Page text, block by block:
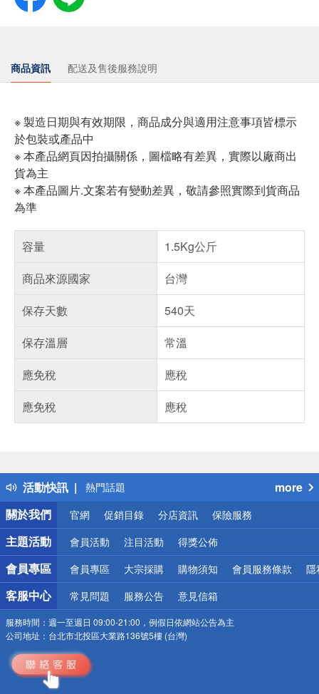
商品資訊 配送及售後服務說明
※ 製造日期與有效期限，商品成分與適用注意事項皆標示
於包裝或產品中
※ 本產品網頁因拍攝關係，圖檔略有差異，實際以廠商出
貨為主
※ 本產品圖片.文案若有變動差異，敬請參照實際到貨商品
為準
容量
1.5Kg公斤
商品來源國家
台灣
保存天數
540天
保存溫層
常溫
應免稅
應稅
應免稅
應稅
活動快訊
得獎公告
熱門話題
銀行優惠
偏遠地區配送
詐騙網頁！請小心！
more
關於我們
官網 促銷目錄 分店資訊 保險服務
主題活動 會員活動 注目活動 得獎公佈
會員專區 會員專區 大宗採購 購物須知 會員服務條款 隱
客服中心 常見問題 服務公告 意見信箱
服務時間： 週一至週日 09:00-21:00，例假日依網站公告為主
公司地址： 台北市北投區大業路136號5樓 (台灣)